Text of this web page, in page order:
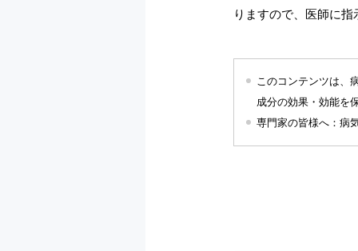
りますので、医師に
このコンテンツは、
成分の効果・効能を
専門家の皆様へ：病